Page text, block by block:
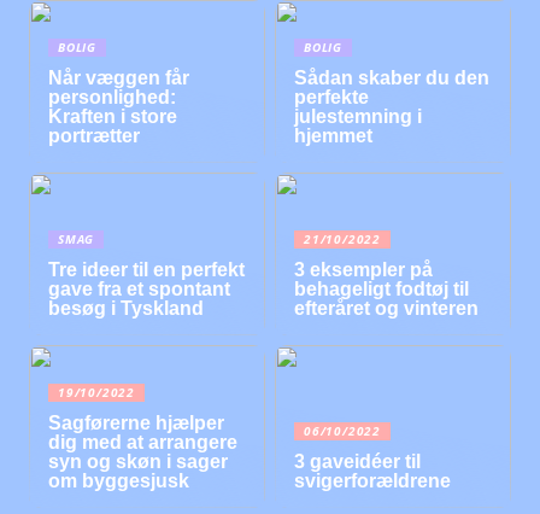
BOLIG
Når væggen får
personlighed:
Kraften i store
portrætter
BOLIG
Sådan skaber du den
perfekte
julestemning i
hjemmet
SMAG
Tre ideer til en perfekt
gave fra et spontant
besøg i Tyskland
21/10/2022
3 eksempler på
behageligt fodtøj til
efteråret og vinteren
19/10/2022
Sagførerne hjælper
dig med at arrangere
syn og skøn i sager
om byggesjusk
06/10/2022
3 gaveidéer til
svigerforældrene